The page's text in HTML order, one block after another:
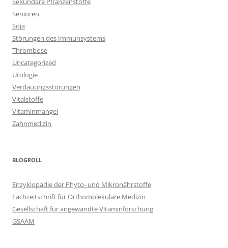
Senioren
Soja
Störungen des Immunsystems
Thrombose
Uncategorized
Urologie
Verdauungsstörungen
Vitalstoffe
Vitaminmangel
Zahnmedizin
BLOGROLL
Enzyklopädie der Phyto- und Mikronährstoffe
Fachzeitschrift für Orthomolekulare Medizin
Gesellschaft für angewandte Vitaminforschung
GSAAM